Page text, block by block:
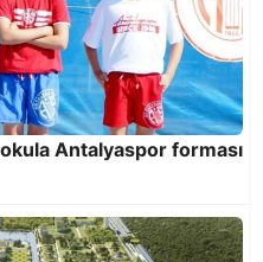
Antalyaspor forması